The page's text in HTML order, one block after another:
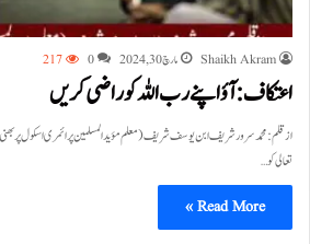
Shaikh Akram مارچ 30, 2024 0
217
اعتکاف:آؤ اپنے رب اللہ کو راضی کریں
تعالی کو…
Read More »